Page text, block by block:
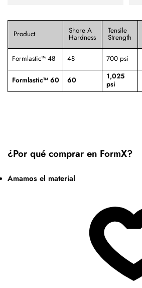
Product Shore A
Hardness
Tensile
Strength
Formlastic™ 48
48 700 psi
Formlastic™ 60 60
1,025
psi
¿Por qué comprar en FormX?
Amamos el material